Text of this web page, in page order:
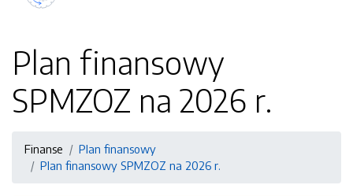
Plan finansowy
SPMZOZ na 2026 r.
Finanse
Plan finansowy
Plan finansowy SPMZOZ na 2026 r.